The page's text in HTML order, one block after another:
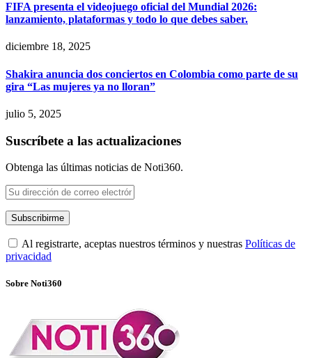
FIFA presenta el videojuego oficial del Mundial 2026:
lanzamiento, plataformas y todo lo que debes saber.
diciembre 18, 2025
Shakira anuncia dos conciertos en Colombia como parte de su
gira “Las mujeres ya no lloran”
julio 5, 2025
Suscríbete a las actualizaciones
Obtenga las últimas noticias de Noti360.
Al registrarte, aceptas nuestros términos y nuestras Políticas de
privacidad
Sobre Noti360